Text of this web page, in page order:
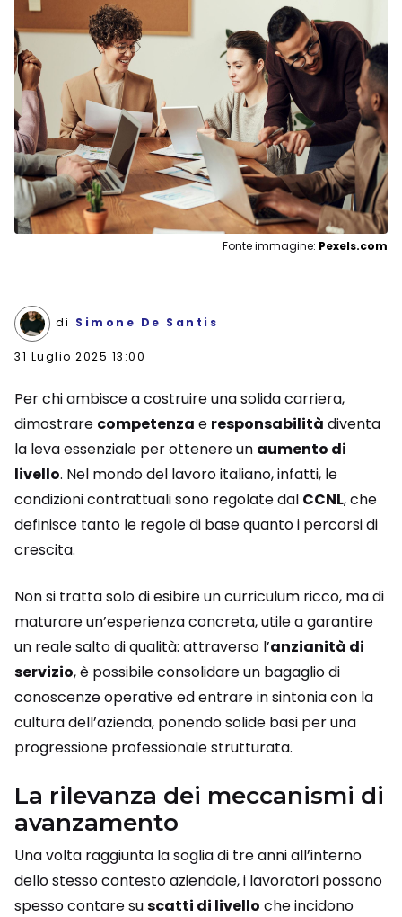
Fonte immagine: Pexels.com
di Simone De Santis
31 Luglio 2025 13:00
Per chi ambisce a costruire una solida carriera,
dimostrare competenza e responsabilità diventa
la leva essenziale per ottenere un aumento di
livello. Nel mondo del lavoro italiano, infatti, le
condizioni contrattuali sono regolate dal CCNL, che
definisce tanto le regole di base quanto i percorsi di
crescita.
Non si tratta solo di esibire un curriculum ricco, ma di
maturare un’esperienza concreta, utile a garantire
un reale salto di qualità: attraverso l’anzianità di
servizio, è possibile consolidare un bagaglio di
conoscenze operative ed entrare in sintonia con la
cultura dell’azienda, ponendo solide basi per una
progressione professionale strutturata.
La rilevanza dei meccanismi di
avanzamento
Una volta raggiunta la soglia di tre anni all’interno
dello stesso contesto aziendale, i lavoratori possono
spesso contare suscatti di livello che incidono